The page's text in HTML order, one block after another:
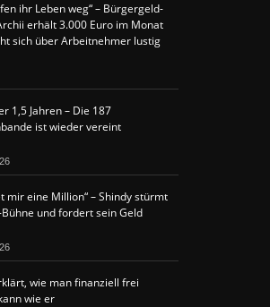
ihr Leben weg“ – Bürgergeld-
erhält 3.000 Euro im Monat
sich über Arbeitnehmer lustig
1,5 Jahren – Die 187
ist wieder vereint
mir eine Million“ – Shindy stürmt
und fordert sein Geld
wie man finanziell frei
wie er